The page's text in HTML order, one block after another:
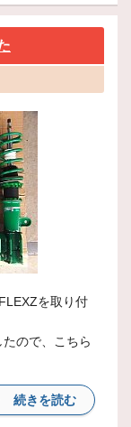
を取り付
ので、こちら
続きを読む